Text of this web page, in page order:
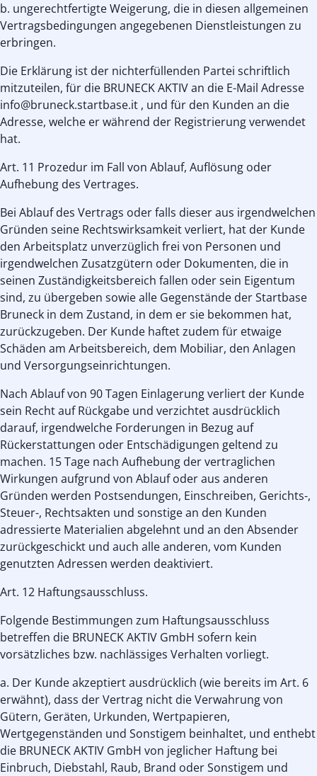
b. ungerechtfertigte Weigerung, die in diesen allgemeinen
Vertragsbedingungen angegebenen Dienstleistungen zu
erbringen.
Die Erklärung ist der nichterfüllenden Partei schriftlich
mitzuteilen, für die BRUNECK AKTIV an die E-Mail Adresse
info@bruneck.startbase.it , und für den Kunden an die
Adresse, welche er während der Registrierung verwendet
hat.
Art. 11 Prozedur im Fall von Ablauf, Auflösung oder
Aufhebung des Vertrages.
Bei Ablauf des Vertrags oder falls dieser aus irgendwelchen
Gründen seine Rechtswirksamkeit verliert, hat der Kunde
den Arbeitsplatz unverzüglich frei von Personen und
irgendwelchen Zusatzgütern oder Dokumenten, die in
seinen Zuständigkeitsbereich fallen oder sein Eigentum
sind, zu übergeben sowie alle Gegenstände der Startbase
Bruneck in dem Zustand, in dem er sie bekommen hat,
zurückzugeben. Der Kunde haftet zudem für etwaige
Schäden am Arbeitsbereich, dem Mobiliar, den Anlagen
und Versorgungseinrichtungen.
Nach Ablauf von 90 Tagen Einlagerung verliert der Kunde
sein Recht auf Rückgabe und verzichtet ausdrücklich
darauf, irgendwelche Forderungen in Bezug auf
Rückerstattungen oder Entschädigungen geltend zu
machen. 15 Tage nach Aufhebung der vertraglichen
Wirkungen aufgrund von Ablauf oder aus anderen
Gründen werden Postsendungen, Einschreiben, Gerichts-,
Steuer-, Rechtsakten und sonstige an den Kunden
adressierte Materialien abgelehnt und an den Absender
zurückgeschickt und auch alle anderen, vom Kunden
genutzten Adressen werden deaktiviert.
Art. 12 Haftungsausschluss.
Folgende Bestimmungen zum Haftungsausschluss
betreffen die BRUNECK AKTIV GmbH sofern kein
vorsätzliches bzw. nachlässiges Verhalten vorliegt.
a. Der Kunde akzeptiert ausdrücklich (wie bereits im Art. 6
erwähnt), dass der Vertrag nicht die Verwahrung von
Gütern, Geräten, Urkunden, Wertpapieren,
Wertgegenständen und Sonstigem beinhaltet, und enthebt
die BRUNECK AKTIV GmbH von jeglicher Haftung bei
Einbruch, Diebstahl, Raub, Brand oder Sonstigem und